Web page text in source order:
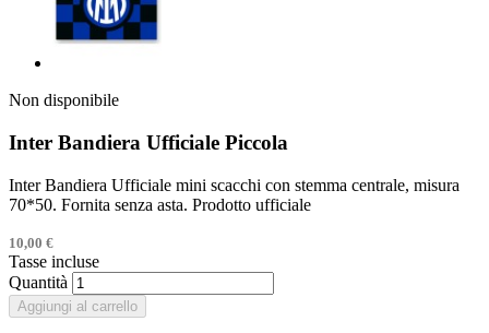
Non disponibile
Inter Bandiera Ufficiale Piccola
Inter Bandiera Ufficiale mini scacchi con stemma centrale, misura
70*50. Fornita senza asta. Prodotto ufficiale
10,00 €
Tasse incluse
Quantità
Aggiungi al carrello